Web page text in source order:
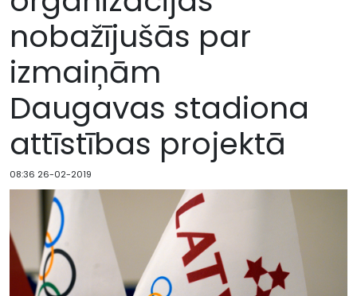
nobažījušās par
izmaiņām
Daugavas stadiona
attīstības projektā
08:36 26-02-2019